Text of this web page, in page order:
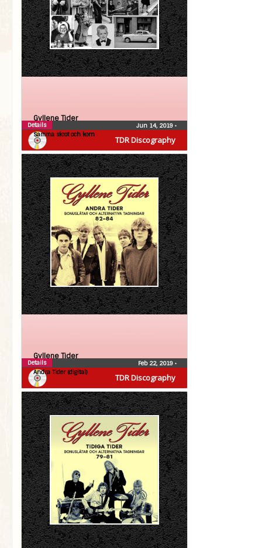
TDR Discography
Gyllene Tider
Samma skrot och korn
Jun 14, 2019 •
Details
TDR Discography
Gyllene Tider
Andra Tider (digital)
Feb 22, 2019 •
Details